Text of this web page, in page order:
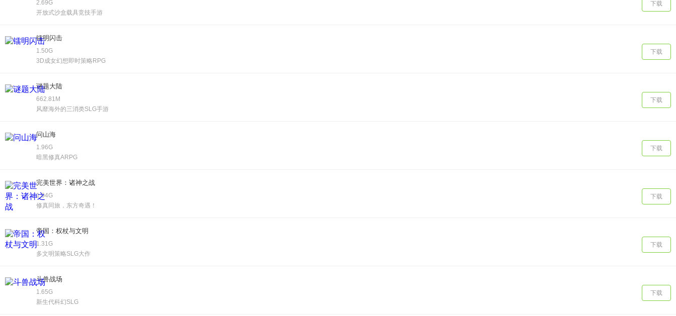
2.69G
开放式沙盒载具竞技手游
下载
镭明闪击
1.50G
3D成女幻想即时策略RPG
下载
谜题大陆
662.81M
风靡海外的三消类SLG手游
下载
问山海
1.96G
暗黑修真ARPG
下载
完美世界：诸神之战
1.04G
修真同旅，东方奇遇！
下载
帝国：权杖与文明
1.31G
多文明策略SLG大作
下载
斗兽战场
1.65G
新生代科幻SLG
下载